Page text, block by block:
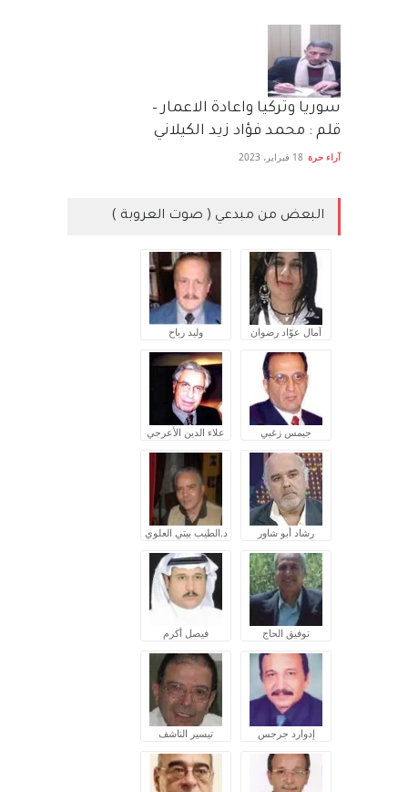
سوريا وتركيا واعادة الاعمار –
قلم : محمد فؤاد زيد الكيلاني
آراء حرة 18 فبراير، 2023
البعض من مبدعي ( صوت العروبة )
آمال عوّاد رضوان وليد رباح
جيمس زغبي علاء الدين الأعرجي
رشاد أبو شاور د.الطيب بيتي العلوي
توفيق الحاج فيصل أكرم
إدوارد جرجس تيسير الناشف